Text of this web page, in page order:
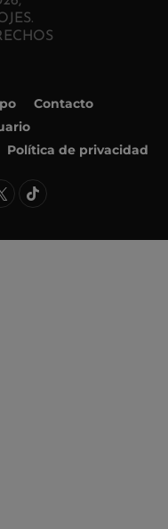
Contacto
Política de privacidad